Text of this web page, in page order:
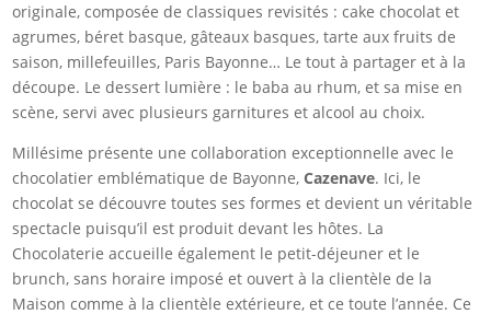
originale, composée de classiques revisités : cake chocolat et
agrumes, béret basque, gâteaux basques, tarte aux fruits de
saison, millefeuilles, Paris Bayonne… Le tout à partager et à la
découpe. Le dessert lumière : le baba au rhum, et sa mise en
scène, servi avec plusieurs garnitures et alcool au choix.
Millésime présente une collaboration exceptionnelle avec le
chocolatier emblématique de Bayonne,Cazenave. Ici, le
chocolat se découvre toutes ses formes et devient un véritable
spectacle puisqu’il est produit devant les hôtes. La
Chocolaterie accueille également le petit-déjeuner et le
brunch, sans horaire imposé et ouvert à la clientèle de la
Maison comme à la clientèle extérieure, et ce toute l’année. Ce